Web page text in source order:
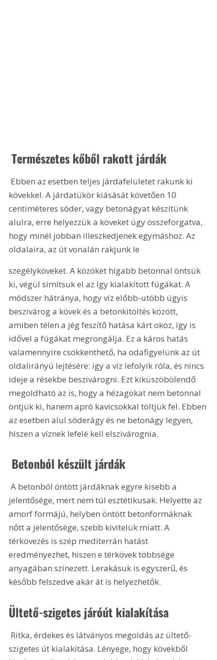
Természetes kőből rakott járdák
kövekkel. A járdatükör kiásását követően 10
centiméteres sóder, vagy betonágyat készítünk
alulra, erre helyezzük a köveket úgy összeforgatva,
hogy minél jobban illeszkedjenek egymáshoz. Az
oldalaira, az út vonalán rakjunk le
szegélyköveket. A közöket hígabb betonnal öntsük
ki, végül simítsuk el az így kialakított fúgákat. A
módszer hátránya, hogy víz előbb-utóbb úgyis
beszivárog a kövek és a betonkitöltés között,
amiben télen a jég feszítő hatása kárt okoz, így is
idővel a fúgákat megrongálja. Ez a káros hatás
valamennyire csökkenthető, ha odafigyelünk az út
oldalirányú lejtésére: így a víz lefolyik róla, és nincs
ideje a résekbe beszivárogni. Ezt kiküszöbölendő
megoldható az is, hogy a hézagokat nem betonnal
öntjük ki, hanem apró kavicsokkal töltjük fel. Ebben
az esetben alul sóderágy és ne betonágy legyen,
hiszen a víznek lefelé kell elszivárognia.
Betonból készült járdák
A betonból öntött járdáknak egyre kisebb a
jelentősége, mert nem túl esztétikusak. Helyette az
amorf formájú, helyben öntött betonformáknak
nőtt a jelentősége, szebb kivitelük miatt. A
térkövezés is szép mediterrán hatást
eredményezhet, hiszen e térkövek többsége
anyagában színezett. Lerakásuk is egyszerű, és
később felszedve akár át is helyezhetők.
Ültető-szigetes járóút kialakítása
szigetes út kialakítása. Lényege, hogy kövekből